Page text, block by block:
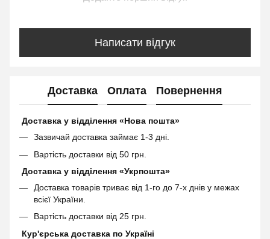
Написати відгук
Доставка Оплата Повернення
Доставка у відділення «Нова пошта»
Зазвичай доставка займає 1-3 дні.
Вартість доставки від 50 грн.
Доставка у відділення «Укрпошта»
Доставка товарів триває від 1-го до 7-х днів у межах
всієї України.
Вартість доставки від 25 грн.
Кур'єрська доставка по Україні